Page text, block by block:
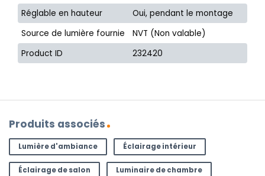
Réglable en hauteur
Oui, pendant le montage
Source de lumière fournie
NVT (Non valable)
Product ID
232420
Produits associés
Lumière d'ambiance Éclairage intérieur
Éclairage de salon Luminaire de chambre